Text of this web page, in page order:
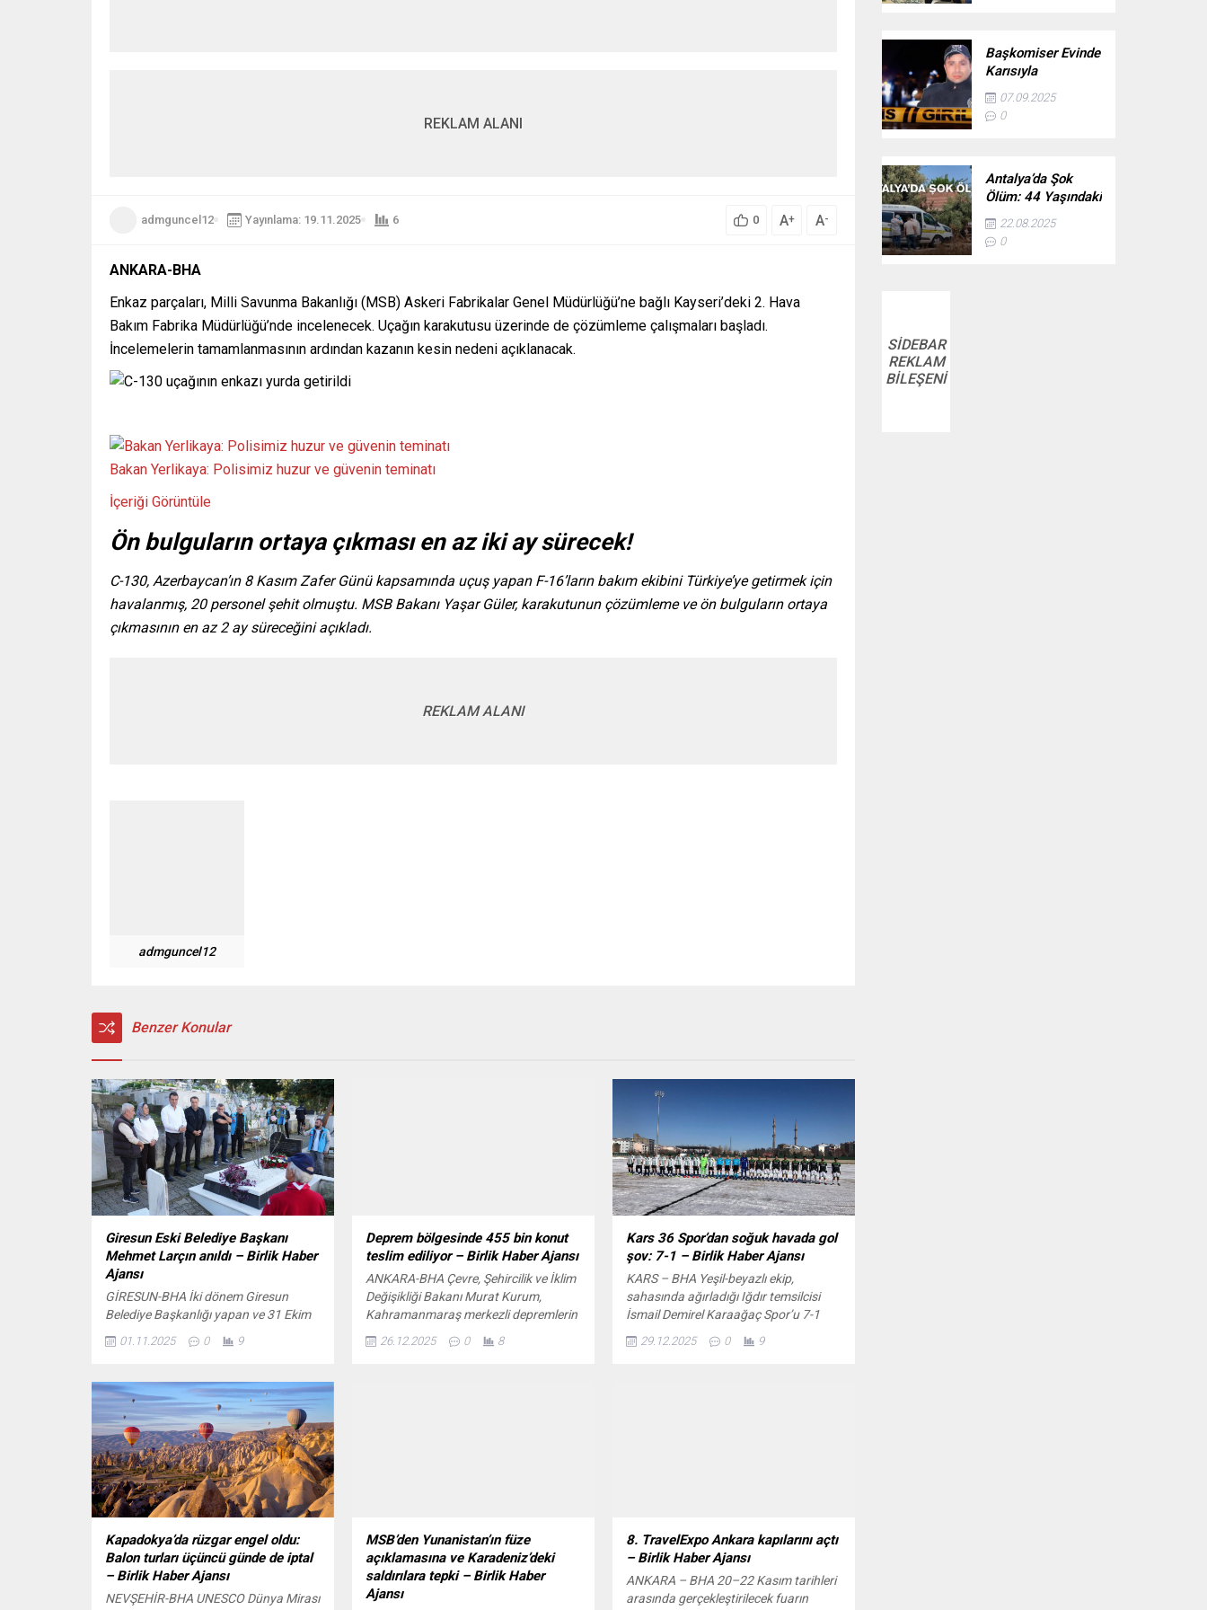
REKLAM ALANI
admguncel12 Yayınlama: 19.11.2025 6 0 A+ A-
ANKARA-BHA
Enkaz parçaları, Milli Savunma Bakanlığı (MSB) Askeri Fabrikalar Genel Müdürlüğü’ne bağlı Kayseri’deki 2. Hava
Bakım Fabrika Müdürlüğü’nde incelenecek. Uçağın karakutusu üzerinde de çözümleme çalışmaları başladı.
İncelemelerin tamamlanmasının ardından kazanın kesin nedeni açıklanacak.
Bakan Yerlikaya: Polisimiz huzur ve güvenin teminatı
İçeriği Görüntüle
Ön bulguların ortaya çıkması en az iki ay sürecek!
C-130, Azerbaycan’ın 8 Kasım Zafer Günü kapsamında uçuş yapan F-16’ların bakım ekibini Türkiye’ye getirmek için
havalanmış, 20 personel şehit olmuştu. MSB Bakanı Yaşar Güler, karakutunun çözümleme ve ön bulguların ortaya
çıkmasının en az 2 ay süreceğini açıkladı.
REKLAM ALANI
admguncel12
Benzer Konular
Giresun Eski Belediye Başkanı
Mehmet Larçın anıldı – Birlik Haber
Ajansı
GİRESUN-BHA İki dönem Giresun
Belediye Başkanlığı yapan ve 31 Ekim
hastalık sonucu hayatını kaybeden
yıl dönümünde mezarı başında anıldı.
Saadet partililer muhtarlarla
kahvaltıda buluştu İçeriği Görüntüle
Larçın’ın ailesi ve sevenleriyle kabri
başında bir araya gelen Giresun
Belediye Başkanı Fuat Köse:
“Rahmetli...
01.11.2025 0 9
Deprem bölgesinde 455 bin konut
teslim ediliyor – Birlik Haber Ajansı
ANKARA-BHA Çevre, Şehircilik ve İklim
Değişikliği Bakanı Murat Kurum,
Kahramanmaraş merkezli depremlerin
ihya çalışmalarına ilişkin son durumu
26.12.2025 0 8
Kars 36 Spor’dan soğuk havada gol
şov: 7-1 – Birlik Haber Ajansı
KARS – BHA Yeşil-beyazlı ekip,
sahasında ağırladığı Iğdır temsilcisi
İsmail Demirel Karaağaç Spor’u 7-1
kapattı. Hakem Bayram Ustabaş’ın
29.12.2025 0 9
Kapadokya’da rüzgar engel oldu:
Balon turları üçüncü günde de iptal
– Birlik Haber Ajansı
NEVŞEHİR-BHA UNESCO Dünya Mirası
MSB’den Yunanistan’ın füze
açıklamasına ve Karadeniz’deki
saldırılara tepki – Birlik Haber
Ajansı
8. TravelExpo Ankara kapılarını açtı
– Birlik Haber Ajansı
ANKARA – BHA 20–22 Kasım tarihleri
arasında gerçekleştirilecek fuarın
Başkomiser Evinde
Karısıyla
Yakaladığı
Jandarma
Personelini Öldürdü
07.09.2025
0
Antalya’da Şok
Ölüm: 44 Yaşındaki
Adam Evinde Ölü
Bulundu
22.08.2025
0
SİDEBAR
REKLAM
BİLEŞENİ